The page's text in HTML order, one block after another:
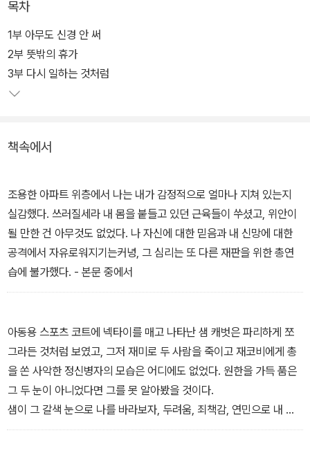
샌프란시스코 경찰국 최연소 부서장 린지, 부드러운 카리스마의 검시
관 클레어, 사건이 있는 곳마다 나타나는 특종기자 신디, 열성적이고
정의로운 변호사 유키가 주인공이다. '강력 범죄 해결'이라는 강력한
카테고리로 묶인 네 명의 커리어 우먼들이 펼치는 활약상과 끈끈한
우정, 전문직 여성으로서 겪는 애환을 그린다.
에 아무렇게나 씌어진 메시지는 '아무도 신경 안 써'. 린지는 10년 전
얼마 지나지 않아 사건 현장에 나타난 용의자를 쫓다가 불가피한 총
격전으로 용의자 중 한 명인 여자아이를 사살하고 만단.
이 사고로 병원 신세뿐 아니라 피해자 부모들이 건 소송에까지 휘말
리게 된 린지는 동생의 권유로 샌프란시스코의 남부 휴양지 해프문
쌍씩 살해되면서 린지의 휴가는 서서히 위협을 받는데…
목차
1부 아무도 신경 안 써
2부 뜻밖의 휴가
3부 다시 일하는 것처럼
책속에서
조용한 아파트 위층에서 나는 내가 감정적으로 얼마나 지쳐 있는지
실감했다. 쓰러질세라 내 몸을 붙들고 있던 근육들이 쑤셨고, 위안이
될 만한 건 아무것도 없었다. 나 자신에 대한 믿음과 내 신망에 대한
공격에서 자유로워지기는커녕, 그 심리는 또 다른 재판을 위한 총연
습에 불가했다. - 본문 중에서
아동용 스포츠 코트에 넥타이를 매고 나타난 샘 캐벗은 파리하게 쪼
그라든 것처럼 보였고, 그저 재미로 두 사람을 죽이고 재코비에게 총
을 쏜 사악한 정신병자의 모습은 어디에도 없었다. 원한을 가득 품은
그 두 눈이 아니었다면 그를 못 알아봤을 것이다.
샘이 그 갈색 눈으로 나를 바라보자, 두려움, 죄책감, 연민으로 내 심
장 박동이 빨라졌다. - 본문 중에서